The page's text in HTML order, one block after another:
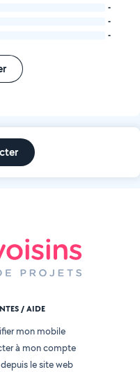
-
-
-
/ AIDE
mon mobile
à mon compte
le site web